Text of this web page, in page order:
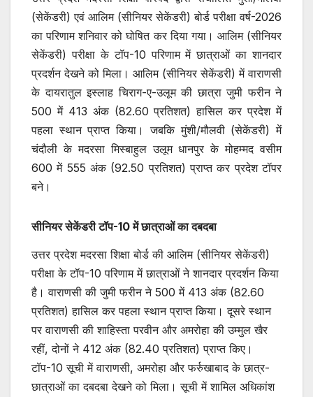
(सेकेंडरी) एवं आलिम (सीनियर सेकेंडरी) बोर्ड परीक्षा वर्ष-2026
का परिणाम शनिवार को घोषित कर दिया गया। आलिम (सीनियर
सेकेंडरी) परीक्षा के टॉप-10 परिणाम में छात्राओं का शानदार
प्रदर्शन देखने को मिला। आलिम (सीनियर सेकेंडरी) में वाराणसी
के दायरातुल इस्लाह चिराग-ए-उलूम की छात्रा जुमी फरीन ने
500 में 413 अंक (82.60 प्रतिशत) हासिल कर प्रदेश में
पहला स्थान प्राप्त किया। जबकि मुंशी/मौलवी (सेकेंडरी) में
चंदौली के मदरसा मिस्बाहुल उलूम धानपुर के मोहम्मद वसीम
600 में 555 अंक (92.50 प्रतिशत) प्राप्त कर प्रदेश टॉपर
बने।
सीनियर सेकेंडरी टॉप-10 में छात्राओं का दबदबा
उत्तर प्रदेश मदरसा शिक्षा बोर्ड की आलिम (सीनियर सेकेंडरी)
परीक्षा के टॉप-10 परिणाम में छात्राओं ने शानदार प्रदर्शन किया
है। वाराणसी की जुमी फरीन ने 500 में 413 अंक (82.60
प्रतिशत) हासिल कर पहला स्थान प्राप्त किया। दूसरे स्थान
पर वाराणसी की शाहिस्ता परवीन और अमरोहा की उम्मुल खैर
रहीं, दोनों ने 412 अंक (82.40 प्रतिशत) प्राप्त किए।
टॉप-10 सूची में वाराणसी, अमरोहा और फर्रुखाबाद के छात्र-
छात्राओं का दबदबा देखने को मिला। सूची में शामिल अधिकांश